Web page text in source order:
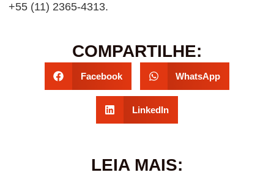
+55 (11) 2365-4313.
COMPARTILHE:
Facebook WhatsApp
LinkedIn
LEIA MAIS: